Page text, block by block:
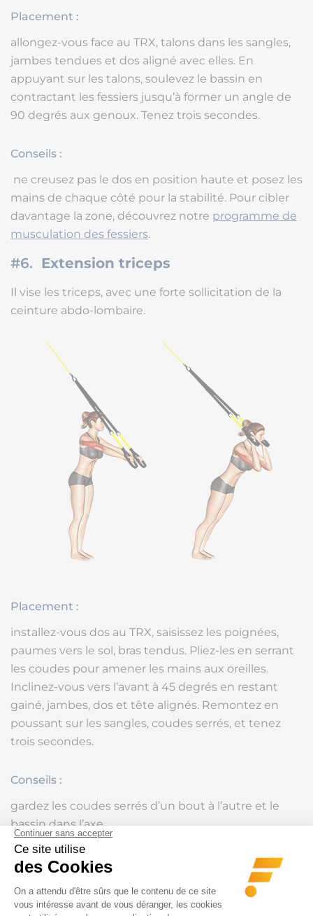
Placement :
allongez-vous face au TRX, talons dans les sangles,
jambes tendues et dos aligné avec elles. En
appuyant sur les talons, soulevez le bassin en
contractant les fessiers jusqu’à former un angle de
90 degrés aux genoux. Tenez trois secondes.
Conseils :
ne creusez pas le dos en position haute et posez les
mains de chaque côté pour la stabilité. Pour cibler
davantage la zone, découvrez notre programme de
musculation des fessiers.
#6. Extension triceps
Il vise les triceps, avec une forte sollicitation de la
ceinture abdo-lombaire.
Placement :
installez-vous dos au TRX, saisissez les poignées,
paumes vers le sol, bras tendus. Pliez-les en serrant
les coudes pour amener les mains aux oreilles.
Inclinez-vous vers l’avant à 45 degrés en restant
gainé, jambes, dos et tête alignés. Remontez en
poussant sur les sangles, coudes serrés, et tenez
trois secondes.
Conseils :
gardez les coudes serrés d’un bout à l’autre et le
bassin dans l’axe.
Pack Resistance Max :